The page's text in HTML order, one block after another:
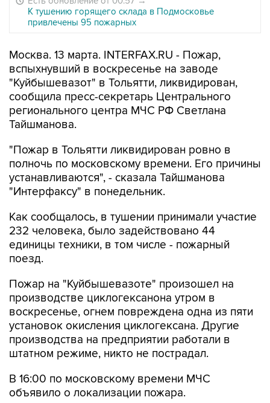
К тушению горящего склада в Подмосковье
привлечены 95 пожарных
Москва. 13 марта. INTERFAX.RU - Пожар,
вспыхнувший в воскресенье на заводе
"Куйбышевазот" в Тольятти, ликвидирован,
сообщила пресс-секретарь Центрального
регионального центра МЧС РФ Светлана
Тайшманова.
"Пожар в Тольятти ликвидирован ровно в
полночь по московскому времени. Его причины
устанавливаются", - сказала Тайшманова
"Интерфаксу" в понедельник.
Как сообщалось, в тушении принимали участие
232 человека, было задействовано 44
единицы техники, в том числе - пожарный
поезд.
Пожар на "Куйбышевазоте" произошел на
производстве циклогексанона утром в
воскресенье, огнем повреждена одна из пяти
установок окисления циклогексана. Другие
производства на предприятии работали в
штатном режиме, никто не пострадал.
В 16:00 по московскому времени МЧС
объявило о локализации пожара.